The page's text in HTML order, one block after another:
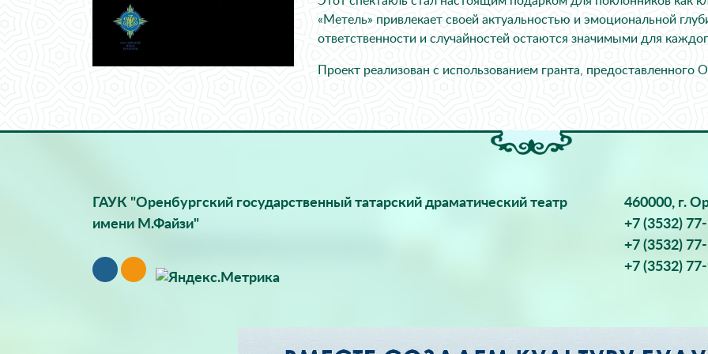
«Метель» привлекает своей актуальностью и эмоциональной
ответственности и случайностей остаются значимыми для
Проект реализован с использованием гранта,
ГАУК "Оренбургский государственный татарский драматический театр
имени М.Файзи"
460000, г.
+7 (3532)
+7 (3532)
+7 (3532)